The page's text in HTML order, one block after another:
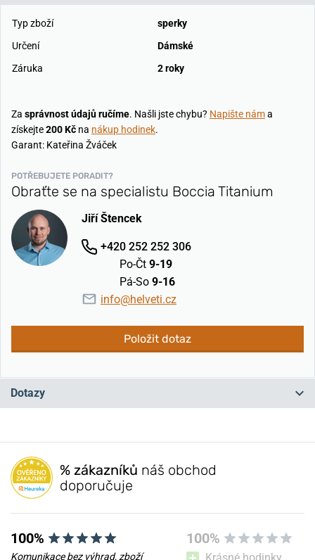
Typ zboží
sperky
Určení
Dámské
Záruka
2 roky
Za správnost údajů ručíme. Našli jste chybu? Napište náma
získejte200 Kč na nákup hodinek.
Garant: Kateřina Žváček
POTŘEBUJETE PORADIT?
Obraťte se na specialistu Boccia Titanium
Jiří Štencek
+420 252 252 306
Po-Čt 9-19
Pá-So 9-16
info@helveti.cz
Položit dotaz
Dotazy
Máte otázku? Zanechte nám komentář
Přidat dotaz
% zákazníků náš obchod
doporučuje
100%
Komunikace bez výhrad, zboží
100%